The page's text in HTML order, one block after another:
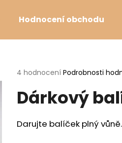
Hodnocení obchodu
Průměrné
produktu
je
z
5
4 hodnocení Podrobnosti
Dárkový
Darujte balíček plný vůně.
HLEDAT